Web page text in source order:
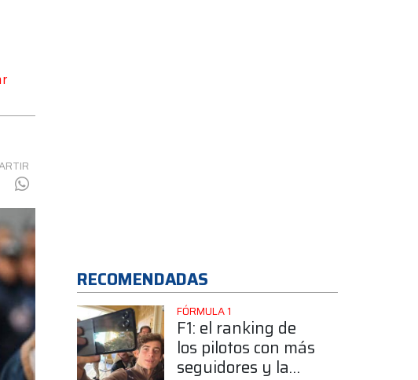
WhatsApp
RECOMENDADAS
FÓRMULA 1
F1: el ranking de
los pilotos con más
seguidores y la